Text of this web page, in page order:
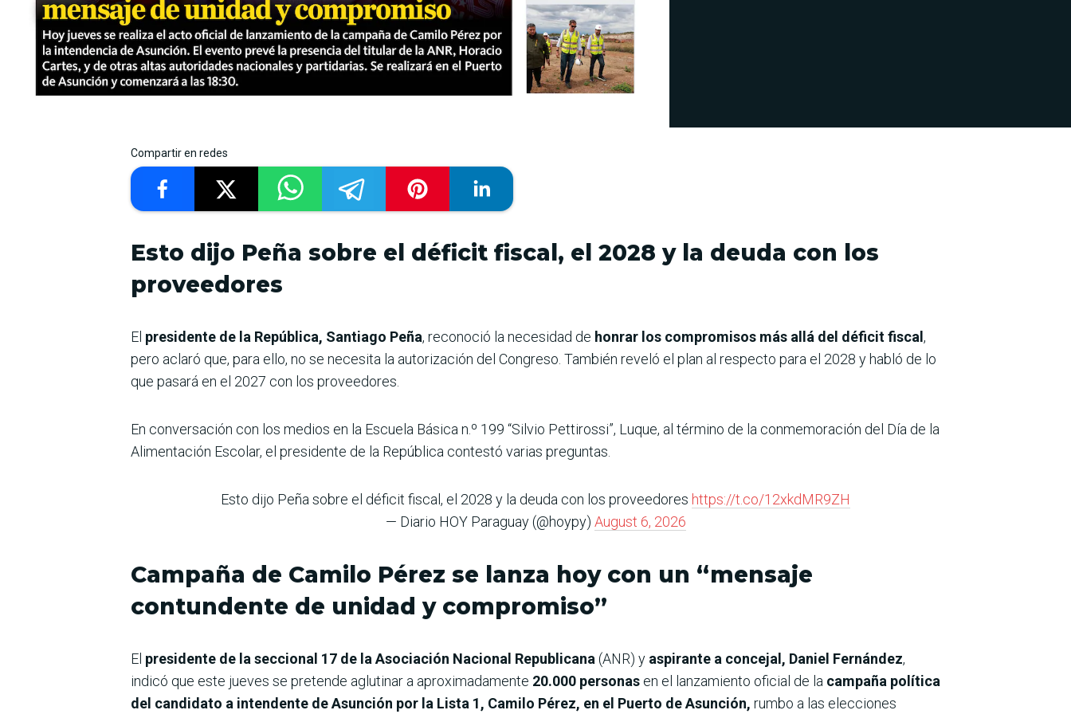
Compartir en redes
Esto dijo Peña sobre el déficit fiscal, el 2028 y la deuda con los
proveedores
El presidente de la República, Santiago Peña, reconoció la necesidad de honrar los compromisos más allá del déficit fiscal ,
pero aclaró que, para ello, no se necesita la autorización del Congreso. También reveló el plan al respecto para el 2028 y habló de lo
que pasará en el 2027 con los proveedores.
En conversación con los medios en la Escuela Básica n.º 199 “Silvio Pettirossi”, Luque, al término de la conmemoración del Día de la
Alimentación Escolar, el presidente de la República contestó varias preguntas.
Esto dijo Peña sobre el déficit fiscal, el 2028 y la deuda con los proveedores https://t.co/12xkdMR9ZH
— Diario HOY Paraguay (@hoypy) August 6, 2026
Campaña de Camilo Pérez se lanza hoy con un “mensaje
contundente de unidad y compromiso”
El presidente de la seccional 17 de la Asociación Nacional Republicana(ANR) y aspirante a concejal, Daniel Fernández,
indicó que este jueves se pretende aglutinar a aproximadamente 20.000 personas en el lanzamiento oficial de la campaña política
del candidato a intendente de Asunción por la Lista 1, Camilo Pérez, en el Puerto de Asunción, rumbo a las elecciones